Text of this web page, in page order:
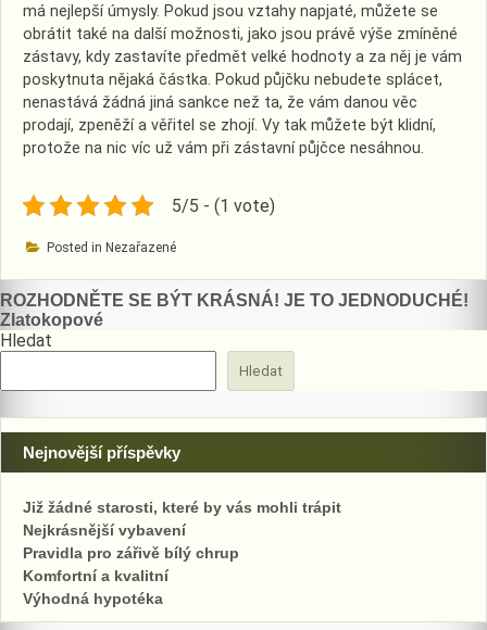
má nejlepší úmysly. Pokud jsou vztahy napjaté, můžete se
obrátit také na další možnosti, jako jsou právě výše zmíněné
zástavy, kdy zastavíte předmět velké hodnoty a za něj je vám
poskytnuta nějaká částka. Pokud půjčku nebudete splácet,
nenastává žádná jiná sankce než ta, že vám danou věc
prodají, zpeněží a věřitel se zhojí. Vy tak můžete být klidní,
protože na nic víc už vám při zástavní půjčce nesáhnou.
5/5 - (1 vote)
Posted in Nezařazené
Navigace
pro
ROZHODNĚTE SE BÝT KRÁSNÁ! JE TO JEDNODUCHÉ!
Zlatokopové
Hledat
Hledat
Nejnovější příspěvky
Již žádné starosti, které by vás mohli trápit
Nejkrásnější vybavení
Pravidla pro zářivě bílý chrup
Komfortní a kvalitní
Výhodná hypotéka